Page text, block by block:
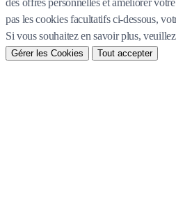
des offres personnelles et améliorer
pas les cookies facultatifs ci-dessous,
Si vous souhaitez en savoir plus,
Gérer les Cookies Tout accepter